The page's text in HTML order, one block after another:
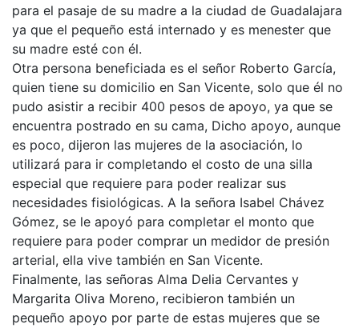
para el pasaje de su madre a la ciudad de Guadalajara
ya que el pequeño está internado y es menester que
su madre esté con él.
Otra persona beneficiada es el señor Roberto García,
quien tiene su domicilio en San Vicente, solo que él no
pudo asistir a recibir 400 pesos de apoyo, ya que se
encuentra postrado en su cama, Dicho apoyo, aunque
es poco, dijeron las mujeres de la asociación, lo
utilizará para ir completando el costo de una silla
especial que requiere para poder realizar sus
necesidades fisiológicas. A la señora Isabel Chávez
Gómez, se le apoyó para completar el monto que
requiere para poder comprar un medidor de presión
arterial, ella vive también en San Vicente.
Finalmente, las señoras Alma Delia Cervantes y
Margarita Oliva Moreno, recibieron también un
pequeño apoyo por parte de estas mujeres que se